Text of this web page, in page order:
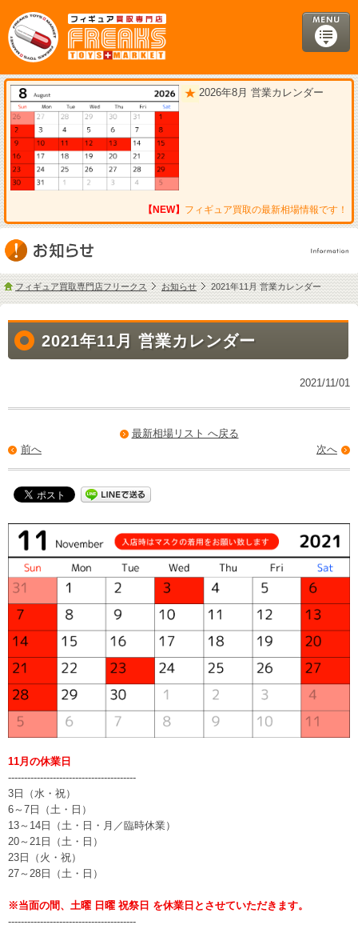
2026年8月 営業カレンダー
【NEW】 フィギュア買取の最新相場情報です！
フィギュア買取専門店フリークス お知らせ 2021年11月 営業カレンダー
2021年11月 営業カレンダー
2021/11/01
最新相場リスト へ戻る
次へ
前へ
11月の休業日
----------------------------------------
3日（水・祝）
6～7日（土・日）
13～14日（土・日・月／臨時休業）
20～21日（土・日）
23日（火・祝）
27～28日（土・日）
※当面の間、土曜 日曜 祝祭日 を休業日とさせていただきます。
----------------------------------------